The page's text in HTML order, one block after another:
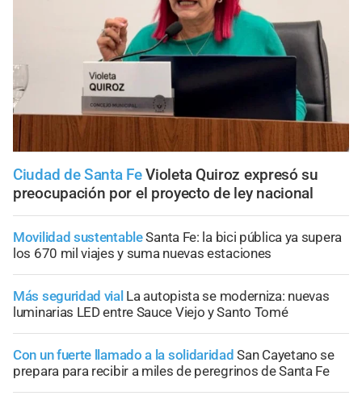
Ciudad de Santa Fe Violeta Quiroz expresó su
preocupación por el proyecto de ley nacional
Movilidad sustentableSanta Fe: la bici pública ya supera
los 670 mil viajes y suma nuevas estaciones
Más seguridad vial La autopista se moderniza: nuevas
luminarias LED entre Sauce Viejo y Santo Tomé
Con un fuerte llamado a la solidaridad San Cayetano se
prepara para recibir a miles de peregrinos de Santa Fe